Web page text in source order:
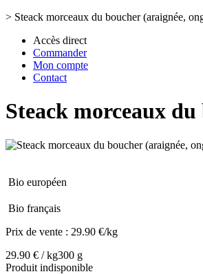
> Steack morceaux du boucher (araignée,
Accès direct
Commander
Mon compte
Contact
Steack morceaux
Bio européen
Bio français
Prix de vente : 29.90 €/kg
29.90 € / kg300 g
Produit indisponible